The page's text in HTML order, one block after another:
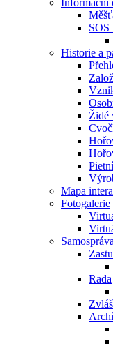
Informační
SOS
Historie a
Židé
Mapa
Fotogalerie
Rada